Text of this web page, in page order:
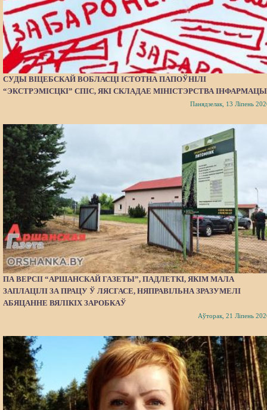
СУДЫ ВІЦЕБСКАЙ ВОБЛАСЦІ ІСТОТНА ПАПОЎНІЛІ
“ЭКСТРЭМІСЦКІ” СПІС, ЯКІ СКЛАДАЕ МІНІСТЭРСТВА
Панядзелак, 13 Ліпень
ПА ВЕРСІІ “АРШАНСКАЙ ГАЗЕТЫ”, ПАДЛЕТКІ, ЯКІМ МАЛА
ЗАПЛАЦІЛІ ЗА ПРАЦУ Ў ЛЯСГАСЕ, НЯПРАВІЛЬНА ЗРАЗУМЕЛІ
АБЯЦАННЕ ВЯЛІКІХ ЗАРОБКАЎ
Аўторак, 21 Ліпень